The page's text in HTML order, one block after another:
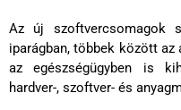
Az új szoftvercsomagok
iparágban, többek között az
az egészségügyben is
hardver-, szoftver- és